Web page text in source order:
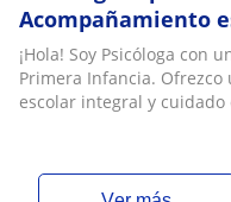
Acompañamiento
psicopedagógico
¡Hola! Soy Psicóloga con
Primera Infancia.
escolar integral y cuidado